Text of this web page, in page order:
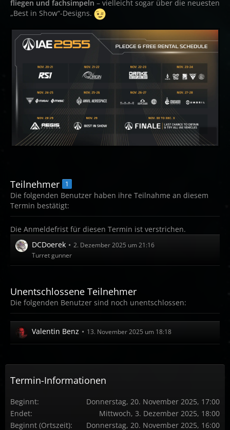
fliegen und fachsimpeln – vielleicht sogar über die neuesten
„Best in Show“-Designs.
Teilnehmer 1
Die folgenden Benutzer haben ihre Teilnahme an diesem
Termin bestätigt:
Die Anmeldefrist für diesen Termin ist verstrichen.
DCDoerek
2. Dezember 2025 um 21:16
Turret gunner
Unentschlossene Teilnehmer
Die folgenden Benutzer sind noch unentschlossen:
Valentin Benz 13. November 2025 um 18:18
Termin-Informationen
Beginnt
Donnerstag, 20. November 2025, 17:00
Endet
Mittwoch, 3. Dezember 2025, 18:00
Beginnt (Ortszeit)
Donnerstag, 20. November 2025, 16:00